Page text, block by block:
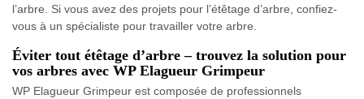
l’arbre. Si vous avez des projets pour l’étêtage d’arbre, confiez-
vous à un spécialiste pour travailler votre arbre.
Éviter tout étêtage d’arbre – trouvez la solution pour
vos arbres avec WP Elagueur Grimpeur
WP Elagueur Grimpeur est composée de professionnels